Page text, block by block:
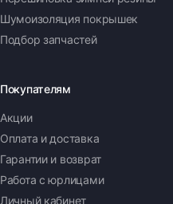
Шумоизоляция покрышек
Подбор запчастей
Покупателям
Акции
Оплата и доставка
Гарантии и возврат
Работа с юрлицами
Личный кабинет